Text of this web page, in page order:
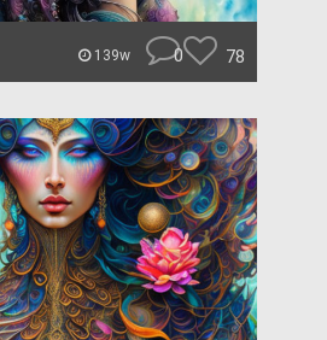
139w 0 78